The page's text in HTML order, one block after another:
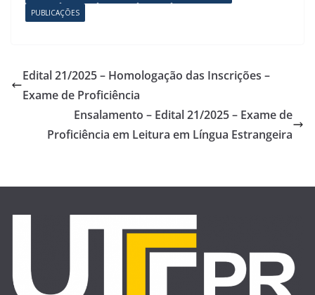
PUBLICAÇÕES
Edital 21/2025 – Homologação das Inscrições –
Exame de Proficiência
Ensalamento – Edital 21/2025 – Exame de
Proficiência em Leitura em Língua Estrangeira